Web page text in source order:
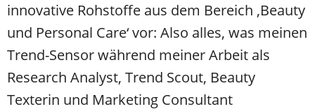
innovative Rohstoffe aus dem Bereich ‚Beauty
und Personal Care‘ vor: Also alles, was meinen
Trend-Sensor während meiner Arbeit als
Research Analyst, Trend Scout, Beauty
Texterin und Marketing Consultant